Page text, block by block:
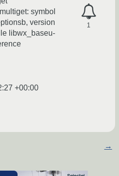
1
symbol
version
libwx_baseu-
+00:00
→